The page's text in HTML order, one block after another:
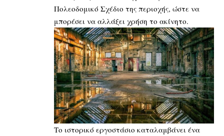
Πολεοδομικό Σχέδιο της περιοχής, ώστε να
μπορέσει να αλλάξει χρήση το ακίνητο.
Το ιστορικό εργοστάσιο καταλαμβάνει ένα